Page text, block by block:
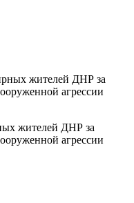
жителей ДНР за
агрессии